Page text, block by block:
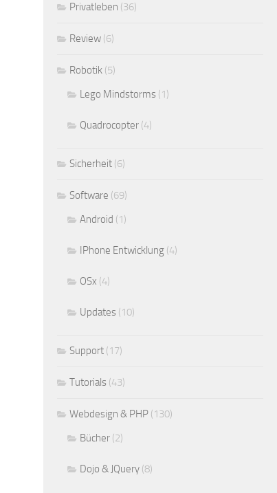
Privatleben (36)
Review (6)
Robotik (5)
Lego Mindstorms (1)
Quadrocopter (4)
Sicherheit (6)
Software (69)
Android (1)
IPhone Entwicklung (4)
OSx (4)
Updates (10)
Support (17)
Tutorials (43)
Webdesign & PHP (130)
Bücher (2)
Dojo & JQuery (8)